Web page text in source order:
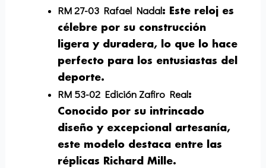
RM 27-03 Rafael Nadal: Este reloj es
célebre por su construcción
ligera y duradera, lo que lo hace
perfecto para los entusiastas del
deporte.
RM 53-02 Edición Zafiro Real:
Conocido por su intrincado
diseño y excepcional artesanía,
este modelo destaca entre las
réplicas Richard Mille.